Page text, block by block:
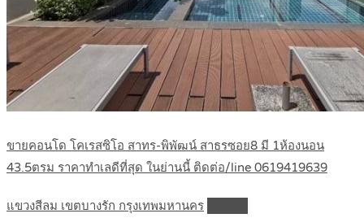
ขายคอนโด โคเรสซิโอ สาทร-พิพัฒน์ สาธรซอย8 มี 1ห้องนอน
43.5ตรม ราคาทำเลดีที่สุด ในย่านนี้ ติดต่อ/line 0619419639
แขวงสีลม เขตบางรัก กรุงเทพมหานคร